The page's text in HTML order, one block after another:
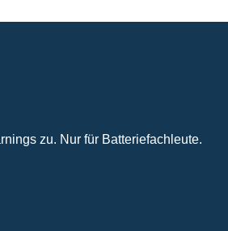
zu. Nur für Batteriefachleute.